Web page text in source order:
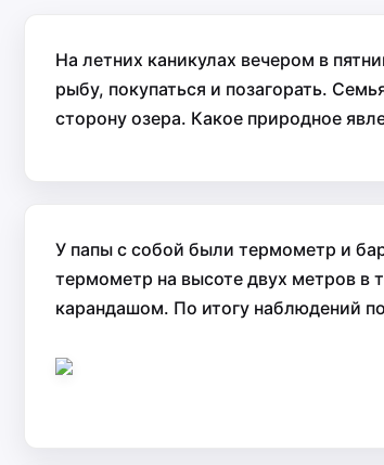
На летних каникулах вечером в
рыбу, покупаться и позагорать.
сторону озера. Какое природное
У папы с собой были термометр и
термометр на высоте двух метров в
карандашом. По итогу наблюдений